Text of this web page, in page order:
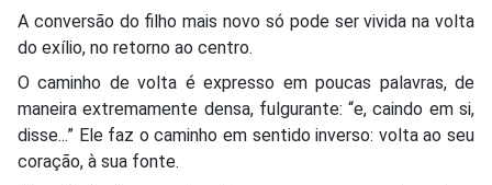
A conversão do filho mais novo só pode ser vivida na volta
do exílio, no retorno ao centro.
O caminho de volta é expresso em poucas palavras, de
maneira extremamente densa, fulgurante: “e, caindo em si,
disse...” Ele faz o caminho em sentido inverso: volta ao seu
coração, à sua fonte.